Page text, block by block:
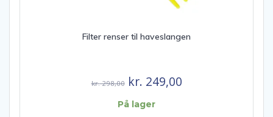
Filter renser til haveslangen
kr.298,00 Den
oprindelige
kr. 249,00Den
På lager